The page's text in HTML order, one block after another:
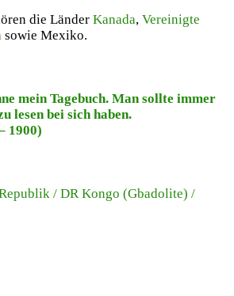
die Länder Kanada, Vereinigte
sowie Mexiko.
mein Tagebuch. Man sollte immer
lesen bei sich haben.
1900)
/ DR Kongo (Gbadolite) /